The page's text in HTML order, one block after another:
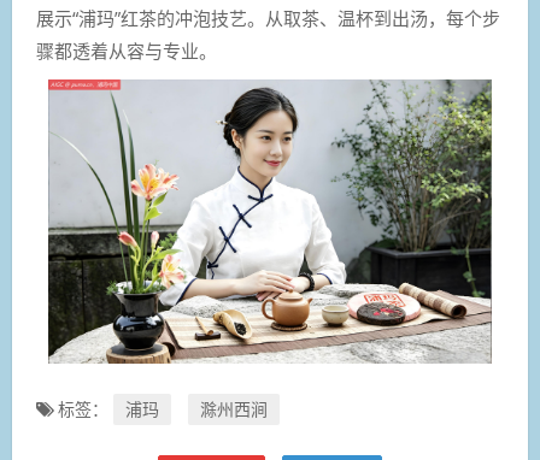
展示“浦玛”红茶的冲泡技艺。从取茶、温杯到出汤，每个步
骤都透着从容与专业。
标签： 浦玛 滁州西涧